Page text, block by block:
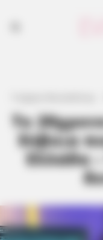
To
Εύβοια
Ελλάδα